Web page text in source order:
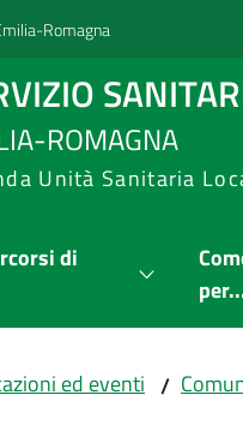
Romagna
ROMAGNA
Unità Sanitaria
di
ed eventi /